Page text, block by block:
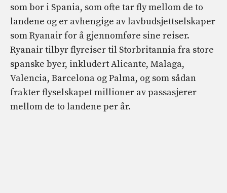
som bor i Spania, som ofte tar fly mellom de to
landene og er avhengige av lavbudsjettselskaper
som Ryanair for å gjennomføre sine reiser.
Ryanair tilbyr flyreiser til Storbritannia fra store
spanske byer, inkludert Alicante, Malaga,
Valencia, Barcelona og Palma, og som sådan
frakter flyselskapet millioner av passasjerer
mellom de to landene per år.